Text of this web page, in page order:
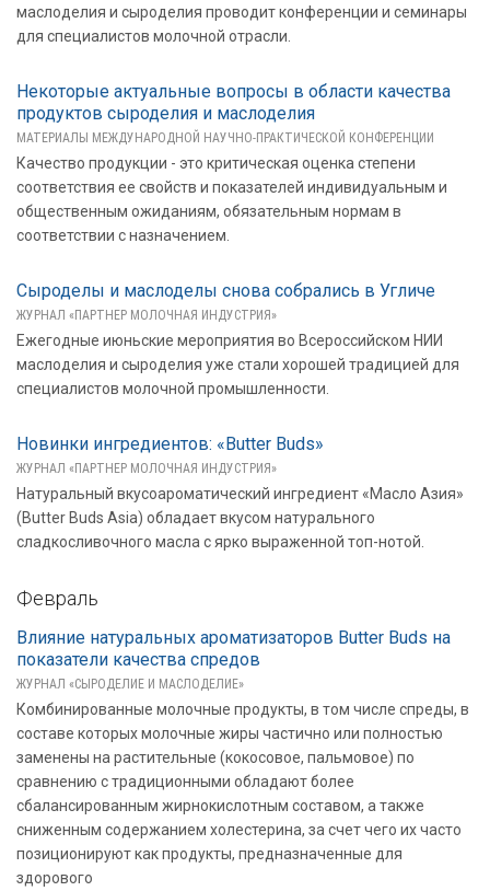
маслоделия и сыроделия проводит конференции и семинары
для специалистов молочной отрасли.
Некоторые актуальные вопросы в области качества
продуктов сыроделия и маслоделия
МАТЕРИАЛЫ МЕЖДУНАРОДНОЙ НАУЧНО-ПРАКТИЧЕСКОЙ КОНФЕРЕНЦИИ
Качество продукции - это критическая оценка степени
соответствия ее свойств и показателей индивидуальным и
общественным ожиданиям, обязательным нормам в
соответствии с назначением.
Сыроделы и маслоделы снова собрались в Угличе
ЖУРНАЛ «ПАРТНЕР МОЛОЧНАЯ ИНДУСТРИЯ»
Ежегодные июньские мероприятия во Всероссийском НИИ
маслоделия и сыроделия уже стали хорошей традицией для
специалистов молочной промышленности.
Новинки ингредиентов: «Butter Buds»
ЖУРНАЛ «ПАРТНЕР МОЛОЧНАЯ ИНДУСТРИЯ»
Натуральный вкусоароматический ингредиент «Масло Азия»
(Butter Buds Asia) обладает вкусом натурального
сладкосливочного масла с ярко выраженной топ-нотой.
Февраль
Влияние натуральных ароматизаторов Butter Buds на
показатели качества спредов
ЖУРНАЛ «СЫРОДЕЛИЕ И МАСЛОДЕЛИЕ»
Комбинированные молочные продукты, в том числе спреды, в
составе которых молочные жиры частично или полностью
заменены на растительные (кокосовое, пальмовое) по
сравнению с традиционными обладают более
сбалансированным жирнокислотным составом, а также
сниженным содержанием холестерина, за счет чего их часто
позиционируют как продукты, предназначенные для
здорового